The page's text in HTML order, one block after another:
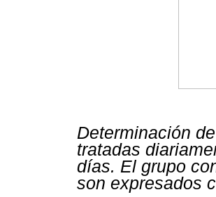
Determinación
tratadas
días. El grupo
son expresados